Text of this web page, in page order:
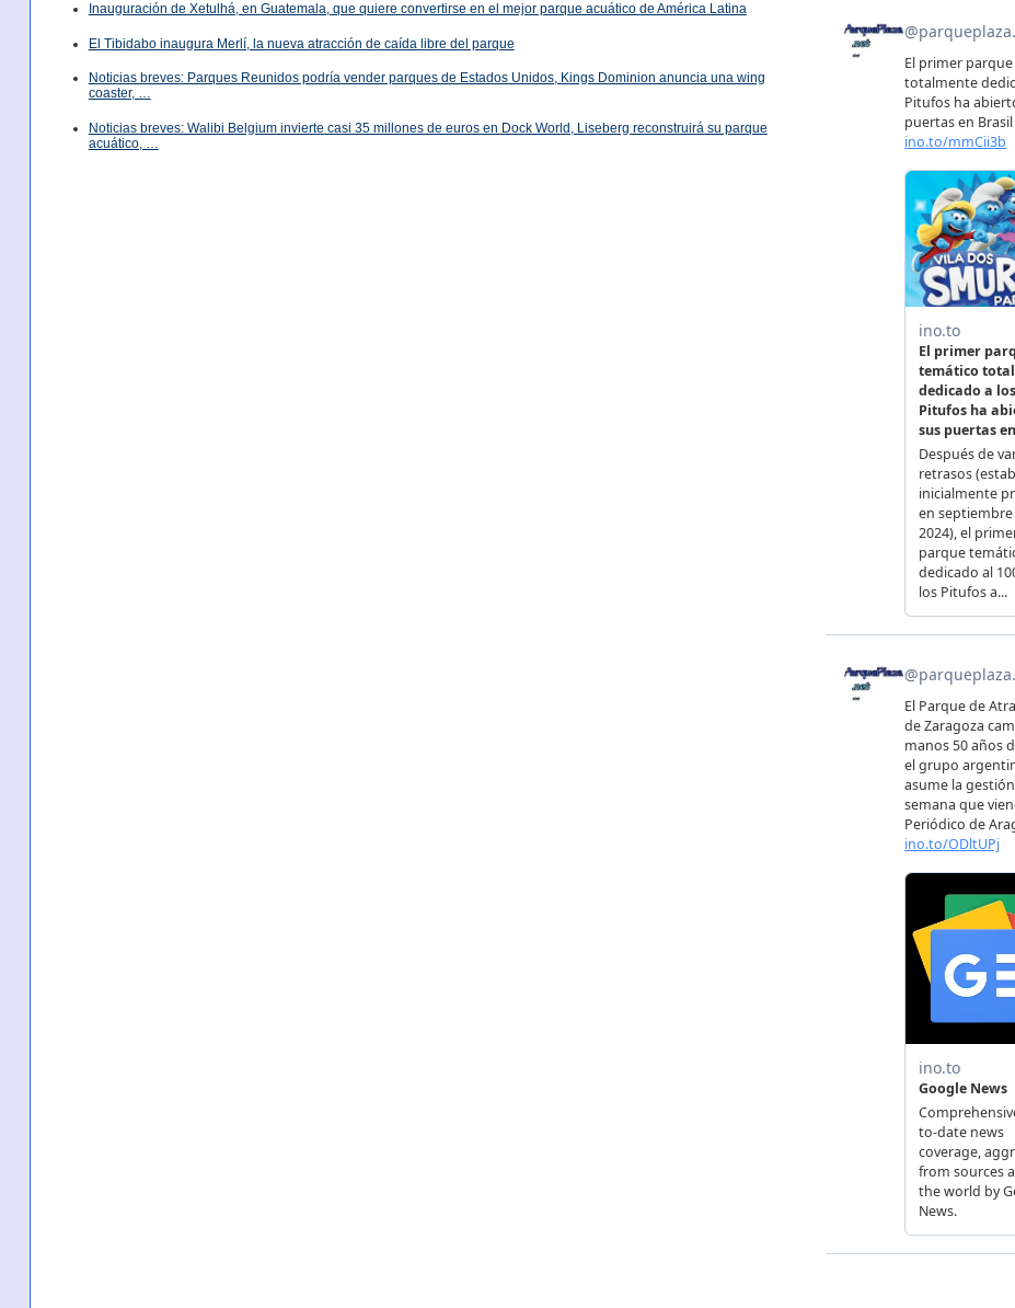
Inauguración de Xetulhá, en Guatemala, que quiere convertirse en el mejor parque acuático de América Latina
El Tibidabo inaugura Merlí, la nueva atracción de caída libre del parque
Noticias breves: Parques Reunidos podría vender parques de Estados Unidos, Kings Dominion anuncia una wing
coaster, …
Noticias breves: Walibi Belgium invierte casi 35 millones de euros en Dock World, Liseberg reconstruirá su parque
acuático, …